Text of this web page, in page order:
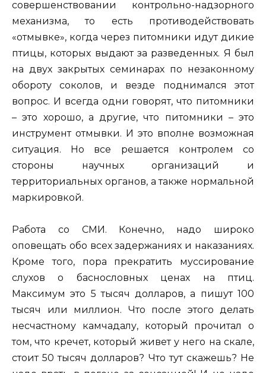
совершенствовании контрольно-надзорного
механизма, то есть противодействовать
«отмывке», когда через питомники идут дикие
птицы, которых выдают за разведенных. Я был
на двух закрытых семинарах по незаконному
обороту соколов, и везде поднимался этот
вопрос. И всегда одни говорят, что питомники
– это хорошо, а другие, что питомники – это
инструмент отмывки. И это вполне возможная
ситуация. Но все решается контролем со
стороны научных организаций и
территориальных органов, а также нормальной
маркировкой.
Работа со СМИ. Конечно, надо широко
оповещать обо всех задержаниях и наказаниях.
Кроме того, пора прекратить муссирование
слухов о баснословных ценах на птиц.
Максимум это 5 тысяч долларов, а пишут 100
тысяч или миллион. Что после этого делать
несчастному камчадалу, который прочитал о
том, что кречет, который живет у него на скале,
стоит 50 тысяч долларов? Что тут скажешь? Не